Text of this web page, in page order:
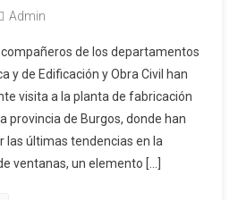
Admin
compañeros de los departamentos
y de Edificación y Obra Civil han
visita a la planta de fabricación
provincia de Burgos, donde han
las últimas tendencias en la
ventanas, un elemento […]